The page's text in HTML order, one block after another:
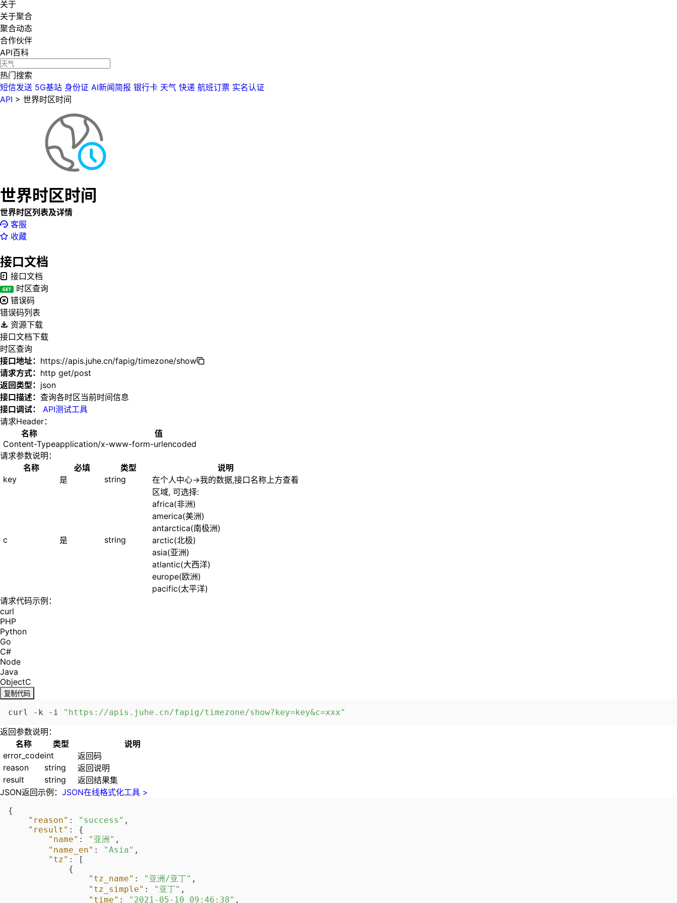
关于
关于聚合
聚合动态
合作伙伴
API百科
热门搜索
短信发送 5G基站 身份证 AI新闻简报 银行卡 天气 快递 航班订票 实名认证
API > 世界时区时间
世界时区时间
世界时区列表及详情
客服
收藏
接口文档
接口文档
时区查询
错误码
错误码列表
资源下载
接口文档下载
时区查询
接口地址： https://apis.juhe.cn/fapig/timezone/show
请求方式： http get/post
返回类型： json
接口描述： 查询各时区当前时间信息
接口调试：
API测试工具
请求Header：
名称
值
Content-Typeapplication/x-www-form-urlencoded
请求参数说明：
名称
必填 类型
说明
key
是 string 在个人中心->我的数据,接口名称上方查看
c 是 string
区域, 可选择:
africa(非洲)
america(美洲)
antarctica(南极洲)
arctic(北极)
asia(亚洲)
atlantic(大西洋)
europe(欧洲)
pacific(太平洋)
请求代码示例：
curl
PHP
Python
Go
C#
Node
Java
ObjectC
复制代码
curl -k -i "https://apis.juhe.cn/fapig/timezone/show?key=key&c=xxx"
返回参数说明：
名称
类型
说明
error_codeint
返回码
reason
string
返回说明
result
string
返回结果集
JSON返回示例： JSON在线格式化工具 >
{
"reason" : "success" ,
"result" :
{
"name" : "亚洲" ,
"name_en" : "Asia" ,
"tz" :
[
{
"tz_name" : "亚洲/亚丁" ,
"tz_simple" : "亚丁" ,
"time" : "2021-05-10 09:46:38" ,